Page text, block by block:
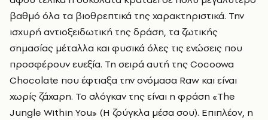
βαθμό όλα τα βιοθρεπτικά της χαρακτηριστικά. Την
ισχυρή αντιοξειδωτική της δράση, τα ζωτικής
σημασίας μέταλλα και φυσικά όλες τις ενώσεις που
προσφέρουν ευεξία. Τη σειρά αυτή της Cocoowa
Chocolate που έφτιαξα την ονόμασα Raw και είναι
χωρίς ζάχαρη. Το σλόγκαν της είναι η φράση «The
Jungle Within You» (Η ζούγκλα μέσα σου). Επιπλέον, η